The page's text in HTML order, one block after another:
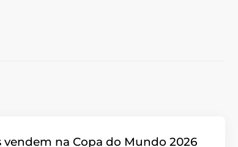
na Copa do Mundo 2026